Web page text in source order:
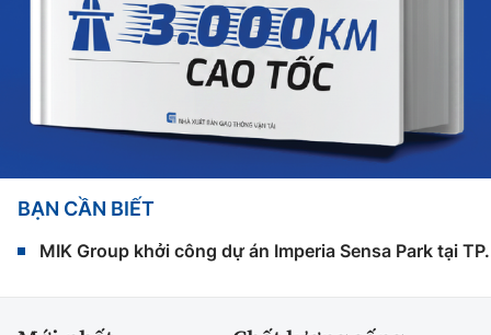
BẠN CẦN BIẾT
MIK Group khởi công dự án Imperia Sensa Park tại